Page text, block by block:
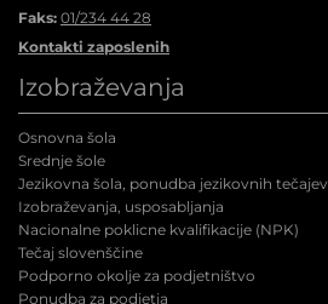
Faks: 01/234 44 28
Kontakti zaposlenih
Izobraževanja
Osnovna šola
Srednje šole
Jezikovna šola, ponudba jezikovnih tečajev
Izobraževanja, usposabljanja
Nacionalne poklicne kvalifikacije (NPK)
Tečaj slovenščine
Podporno okolje za podjetništvo
Ponudba za podjetja